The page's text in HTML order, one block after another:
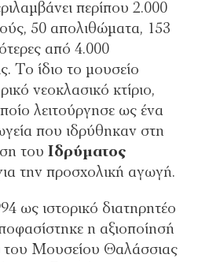
περίπου 2.000
50 απολιθώματα, 153
από 4.000
Το ίδιο το μουσείο
νεοκλασικό κτίριο,
λειτούργησε ως ένα
που ιδρύθηκαν στη
του Ιδρύματος
την προσχολική αγωγή.
ως ιστορικό διατηρητέο
η αξιοποίησή
του Μουσείου Θαλάσσιας